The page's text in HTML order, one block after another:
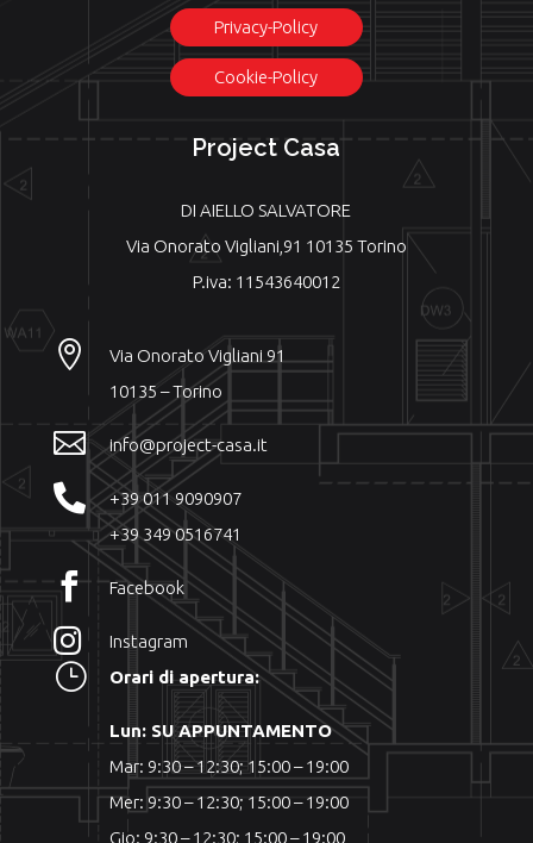
Privacy-Policy
Cookie-Policy
Project Casa
DI AIELLO SALVATORE
Via Onorato Vigliani,91 10135 Torino
P.iva: 11543640012

Via Onorato Vigliani 91
10135 – Torino
 info@project-casa.it

+39 011 9090907
+39 349 0516741
 Facebook
 Instagram
} Orari di apertura:
Lun: SU APPUNTAMENTO
Mar: 9:30 – 12:30; 15:00 – 19:00
Mer: 9:30 – 12:30; 15:00 – 19:00
Gio: 9:30 – 12:30; 15:00 – 19:00